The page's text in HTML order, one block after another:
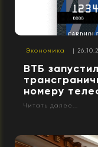
Экономика |
ВТБ
номеру
Читать далее...